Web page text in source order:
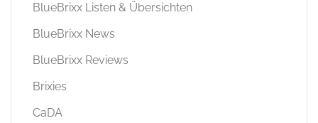
BlueBrixx Listen & Übersichten
BlueBrixx News
BlueBrixx Reviews
Brixies
CaDA